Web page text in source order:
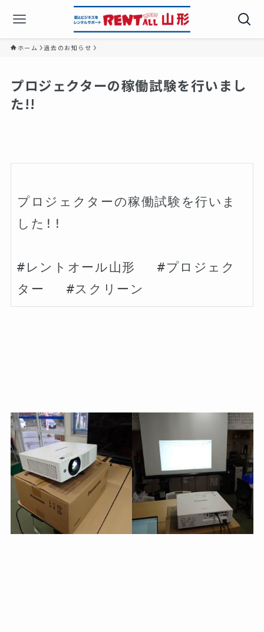
ホーム 過去のお知らせ
プロジェクターの稼働試験を行いまし
た!!
プロジェクターの稼働試験を行いま
した!!
#レントオール山形　 #プロジェク